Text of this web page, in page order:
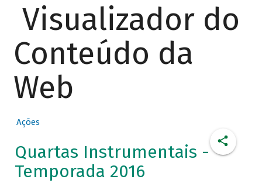
Visualizador do
Conteúdo da
Web
Ações
Quartas Instrumentais -
Temporada 2016